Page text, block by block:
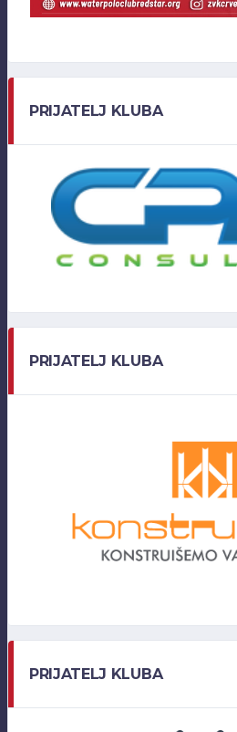
PRIJATELJ KLUBA
PRIJATELJ KLUBA
PRIJATELJ KLUBA